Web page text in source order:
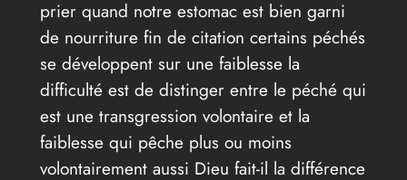
prier quand notre estomac est bien garni
de nourriture fin de citation certains péchés
se développent sur une faiblesse la
difficulté est de distinger entre le péché qui
est une transgression volontaire et la
faiblesse qui pêche plus ou moins
volontairement aussi Dieu fait-il la différence